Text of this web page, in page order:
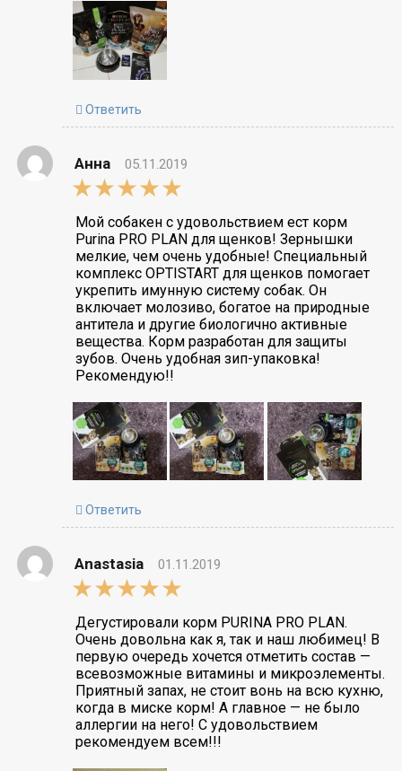
Ответить
Анна
05.11.2019
5,0
rating
Мой собакен с удовольствием ест корм
Purina PRO PLAN для щенков! Зернышки
мелкие, чем очень удобные! Специальный
комплекс OPTISTART для щенков помогает
укрепить имунную систему собак. Он
включает молозиво, богатое на природные
антитела и другие биологично активные
вещества. Корм разработан для защиты
зубов. Очень удобная зип-упаковка!
Рекомендую!!
Ответить
Anastasia
01.11.2019
5,0
rating
Дегустировали корм PURINA PRO PLAN.
Очень довольна как я, так и наш любимец! В
первую очередь хочется отметить состав —
всевозможные витамины и микроэлементы.
Приятный запах, не стоит вонь на всю кухню,
когда в миске корм! А главное — не было
аллергии на него! С удовольствием
рекомендуем всем!!!